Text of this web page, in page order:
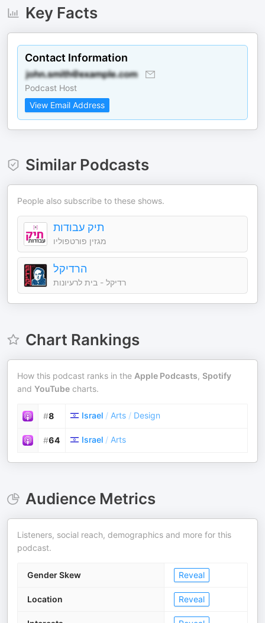
Key Facts
Contact Information
Podcast Host
View Email Address
Similar Podcasts
People also subscribe to these shows.
תיק עבודות
מגזין פורטפוליו
הרדיקל
רדיקל - בית לרעיונות
Chart Rankings
How this podcast ranks in the Apple Podcasts, Spotify
and YouTube charts.
#8 Israel / Arts / Design
#64 Israel / Arts
Audience Metrics
Listeners, social reach, demographics and more for this
podcast.
Gender Skew Reveal
Location Reveal